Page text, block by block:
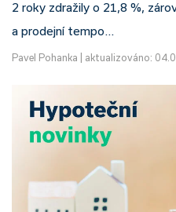
2 roky zdražily o 21,8 %,
a prodejní tempo…
Pavel Pohanka aktualizováno: